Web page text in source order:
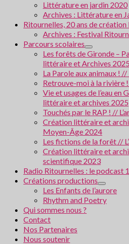
Littérature en jardin 2020
Archives : Littérature en
Ritournelles, 20 ans de
Archives : Festival
Parcours scolaires
Les forêts de Gironde –
littéraire et Archives
La Parole aux animaux !
Retrouve-moi à la rivière
Vie et usages de l’eau en
littéraire et archives 2025
Touchés par le RAP ! //
Création littéraire et
Moyen-Âge 2024
Les fictions de la forêt //
Création littéraire et
scientifique 2023
Radio Ritournelles : le podcast
Créations productions
Les Enfants de l’aurore
Rhythm and Poetry
Qui sommes nous ?
Contact
Nos Partenaires
Nous soutenir